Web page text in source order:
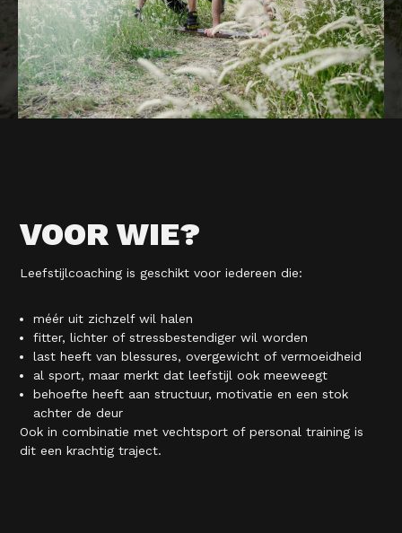
VOOR WIE?
Leefstijlcoaching is geschikt voor iedereen die:
méér uit zichzelf wil halen
fitter, lichter of stressbestendiger wil worden
last heeft van blessures, overgewicht of vermoeidheid
al sport, maar merkt dat leefstijl ook meeweegt
behoefte heeft aan structuur, motivatie en een stok
achter de deur
Ook in combinatie met vechtsport of personal training is
dit een krachtig traject.